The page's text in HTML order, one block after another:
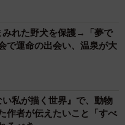
みれた野犬を保護→「夢で
で運命の出会い、温泉が大
私が描く世界』で、動物
作者が伝えたいこと「すべ